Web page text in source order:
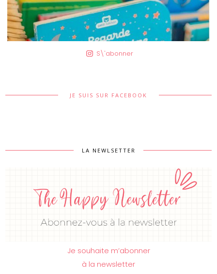
S\'abonner
JE SUIS SUR FACEBOOK
LA NEWLSETTER
Je souhaite m’abonner
à la newsletter